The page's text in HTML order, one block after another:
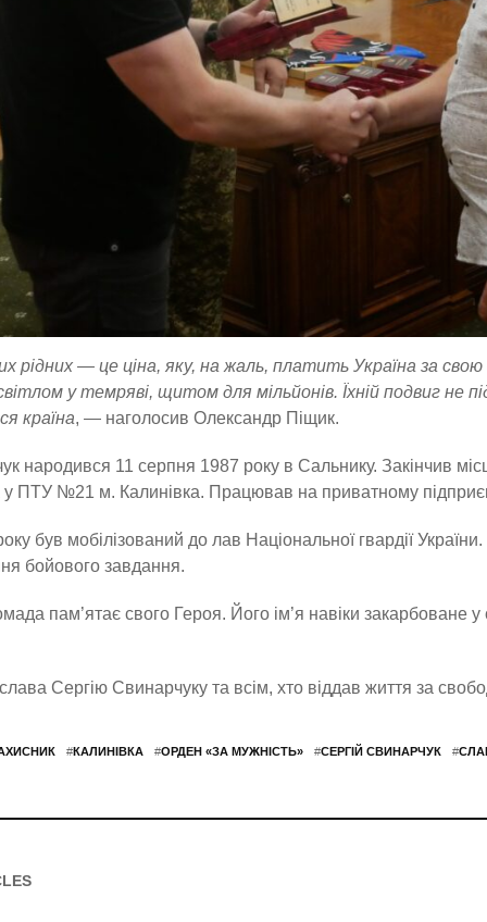
— це ціна, яку, на жаль, платить Україна за
у темряві, щитом для мільйонів. Їхній подвиг не
країна, — наголосив Олександр Піщик.
народився 11 серпня 1987 року в Сальнику. Закінчив
ПТУ №21 м. Калинівка. Працював на приватному
був мобілізований до лав Національної гвардії
бойового завдання.
пам’ятає свого Героя. Його ім’я навіки закарбоване
слава Сергію Свинарчуку та всім, хто віддав життя за
#КАЛИНІВКА #ОРДЕН «ЗА МУЖНІСТЬ» #СЕРГІЙ СВИНАРЧУК #